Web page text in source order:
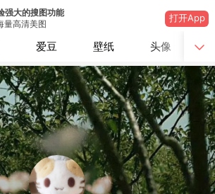
强大的搜图功能
量高清美图
打开App
爱豆 壁纸 头像